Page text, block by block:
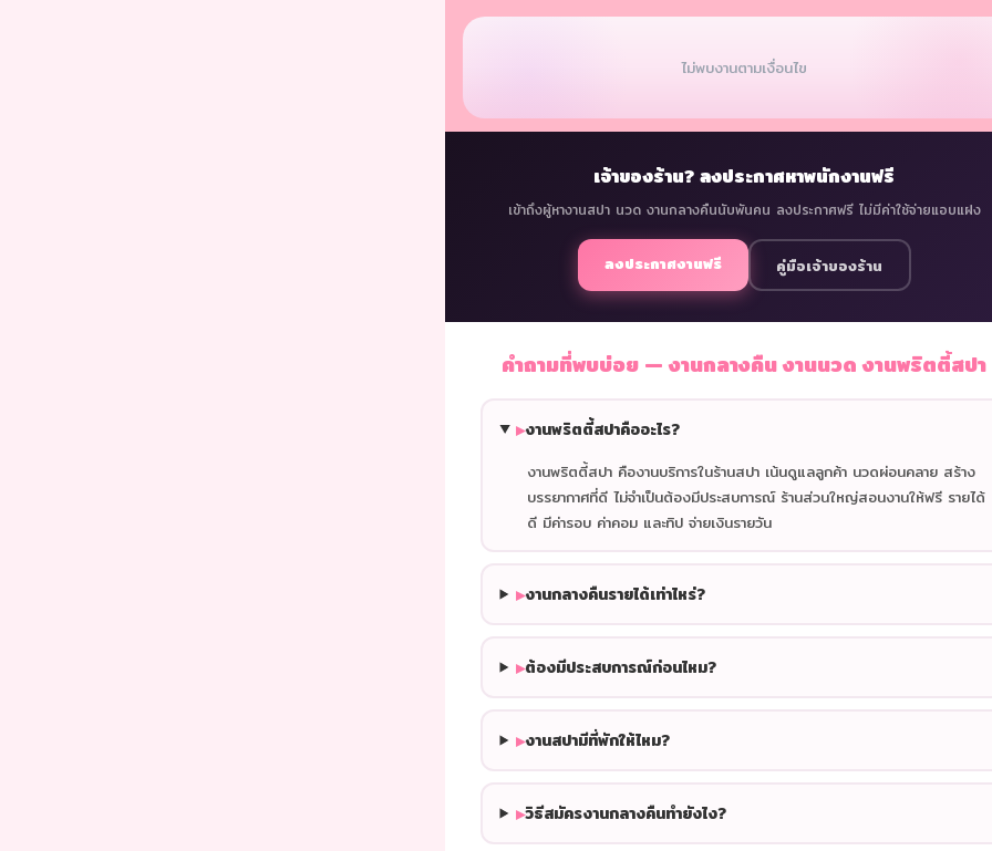
ไม่พบงานตามเงื่อนไข
เจ้าของร้าน? ลงประกาศหาพนักงานฟรี
เข้าถึงผู้หางานสปา นวด งานกลางคืนนับพันคน ลงประกาศฟรี ไม่มีค่าใช้จ่ายแอบแฝง
ลงประกาศงานฟรี คู่มือเจ้าของร้าน
คำถามที่พบบ่อย — งานกลางคืน งานนวด งานพริตตี้สปา
▸งานพริตตี้สปาคืออะไร?
งานพริตตี้สปา คืองานบริการในร้านสปา เน้นดูแลลูกค้า นวดผ่อนคลาย สร้าง
บรรยากาศที่ดี ไม่จำเป็นต้องมีประสบการณ์ ร้านส่วนใหญ่สอนงานให้ฟรี รายได้
ดี มีค่ารอบ ค่าคอม และทิป จ่ายเงินรายวัน
▸งานกลางคืนรายได้เท่าไหร่?
▸ต้องมีประสบการณ์ก่อนไหม?
▸งานสปามีที่พักให้ไหม?
▸วิธีสมัครงานกลางคืนทำยังไง?